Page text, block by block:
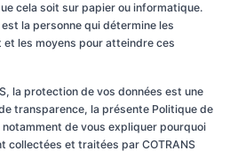
cela soit sur papier ou informatique.
la personne qui détermine les
les moyens pour atteindre ces
la protection de vos données est une
transparence, la présente Politique de
de vous expliquer pourquoi
collectées et traitées par COTRANS